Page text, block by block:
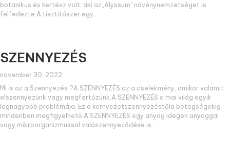
botanikus és kertész volt, aki az„Alyssum” növénynemzetséget is
felfedezte.A tisztítószer egy
SZENNYEZÉS
november 30, 2022
Mi is az a Szennyezés ?A SZENNYEZÉS az a cselekmény, amikor valamit
elszennyezünk vagy megfertőzünk.A SZENNYEZÉS a mai világ egyik
legnagyobb problémája. Ez a környezetszennyezéstőla betegségekig
mindenben megfigyelhető.A SZENNYEZÉS egy anyag idegen anyaggal
vagy mikroorganizmussal valószennyeződése is.